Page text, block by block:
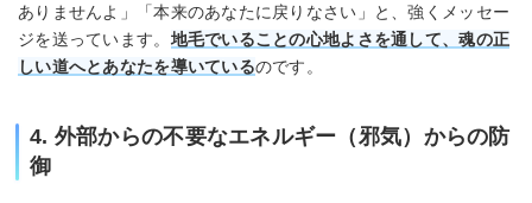
ありませんよ」「本来のあなたに戻りなさい」と、強くメッセー
ジを送っています。 地毛でいることの心地よさを通して、魂の正
しい道へとあなたを導いているのです。
4. 外部からの不要なエネルギー（邪気）からの防
御